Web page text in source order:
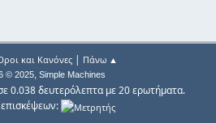
και Κανόνες| Πάνω ▲
© 2025, Simple Machines
0.038 δευτερόλεπτα με 20 ερωτήματα.